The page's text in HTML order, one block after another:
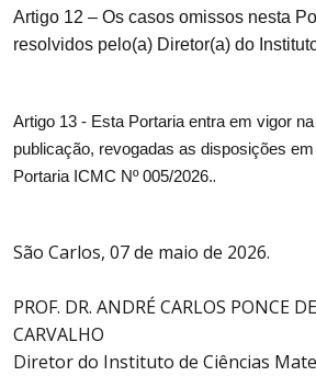
Artigo 12 – Os casos omissos nesta
resolvidos pelo(a) Diretor(a) do
Artigo 13 - Esta Portaria entra em vigor
publicação, revogadas as disposições
Portaria ICMC Nº 005/2026..
São Carlos, 07 de maio de 2026.
PROF. DR. ANDRÉ CARLOS PONCE
CARVALHO
Diretor do Instituto de Ciências